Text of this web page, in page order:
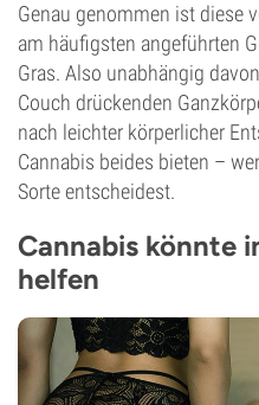
Genau genommen ist diese
am häufigsten angeführten
Gras. Also unabhängig
Couch drückenden
nach leichter körperlicher
Cannabis beides bieten –
Sorte entscheidest.
Cannabis könnte
helfen